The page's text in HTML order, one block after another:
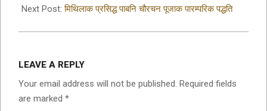
08
Next Post:मिथिलाक प्रसिद्ध पाबनि चौरचन पूजाक पारम्परिक पद्धति
LEAVE A REPLY
Your email address will not be published. Required fields
are marked *